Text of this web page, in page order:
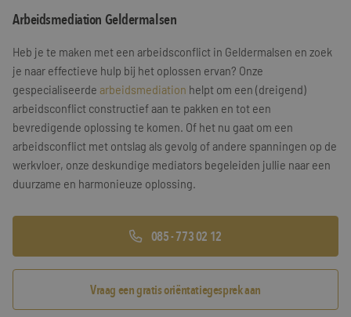
Training & Leiderschap
Referenties
Blogs
Documenten
Gratis folder
Contact
Arbeidsmediation Geldermalsen
Heb je te maken met een arbeidsconflict in Geldermalsen en zoek
je naar effectieve hulp bij het oplossen ervan? Onze
gespecialiseerde arbeidsmediation helpt om een (dreigend)
arbeidsconflict constructief aan te pakken en tot een
bevredigende oplossing te komen. Of het nu gaat om een
arbeidsconflict met ontslag als gevolg of andere spanningen op de
werkvloer, onze deskundige mediators begeleiden jullie naar een
duurzame en harmonieuze oplossing.
085 - 773 02 12
Vraag een gratis oriëntatiegesprek aan